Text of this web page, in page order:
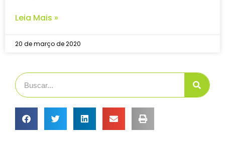
Leia Mais »
20 de março de 2020